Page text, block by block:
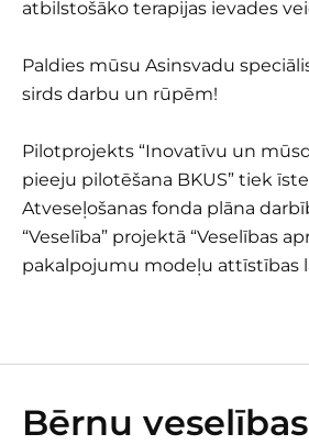
atbilstošāko terapijas ievades
Paldies mūsu Asinsvadu
sirds darbu un rūpēm!
Pilotprojekts “Inovatīvu un
pieeju pilotēšana BKUS” tiek
Atveseļošanas fonda plāna
“Veselība” projektā “Veselības
pakalpojumu modeļu attīstības
Bērnu veselības